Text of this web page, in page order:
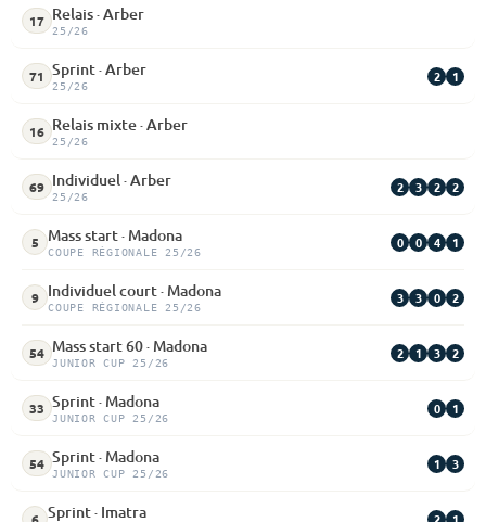
17 Relais · Arber
25/26
71 Sprint · Arber
25/26
2 1
16 Relais mixte · Arber
25/26
69 Individuel · Arber
25/26
2 3 2 2
5 Mass start · Madona
COUPE RÉGIONALE 25/26
0 0 4 1
9 Individuel court · Madona
COUPE RÉGIONALE 25/26
3 3 0 2
54 Mass start 60 · Madona
JUNIOR CUP 25/26
2 1 3 2
33 Sprint · Madona
JUNIOR CUP 25/26
0 1
54 Sprint · Madona
JUNIOR CUP 25/26
1 3
Sprint · Imatra 2 1